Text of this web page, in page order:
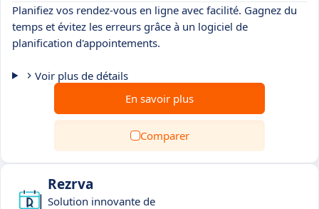
Planifiez vos rendez-vous en ligne avec facilité. Gagnez du
temps et évitez les erreurs grâce à un logiciel de
planification d'appointements.
Voir plus de détails
En savoir plus
Comparer
Rezrva
Solution innovante de